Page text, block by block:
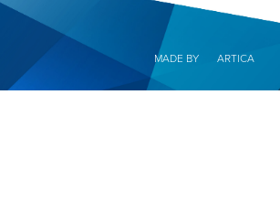
MADE BY ARTICA